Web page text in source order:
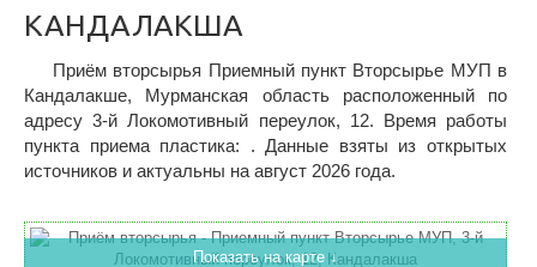
КАНДАЛАКША
Приём вторсырья Приемный пункт Вторсырье МУП в
Кандалакше, Мурманская область расположенный по
адресу 3-й Локомотивный переулок, 12. Время работы
пункта приема пластика: . Данные взяты из открытых
источников и актуальны на август 2026 года.
Показать на карте ↓